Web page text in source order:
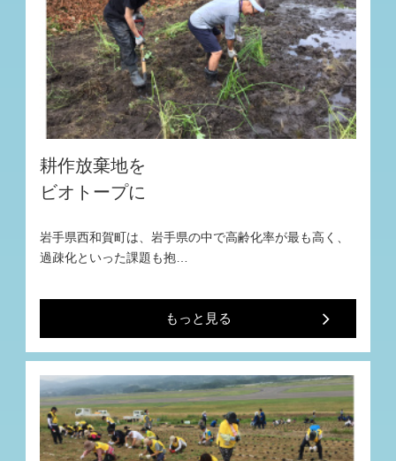
耕作放棄地を
ビオトープに
岩手県西和賀町は、岩手県の中で高齢化率が最も高く、
過疎化といった課題も抱…
もっと見る